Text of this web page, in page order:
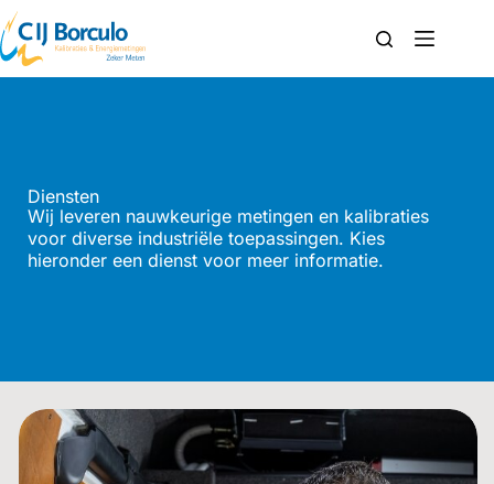
Diensten
Wij leveren nauwkeurige metingen en kalibraties
voor diverse industriële toepassingen. Kies
hieronder een dienst voor meer informatie.